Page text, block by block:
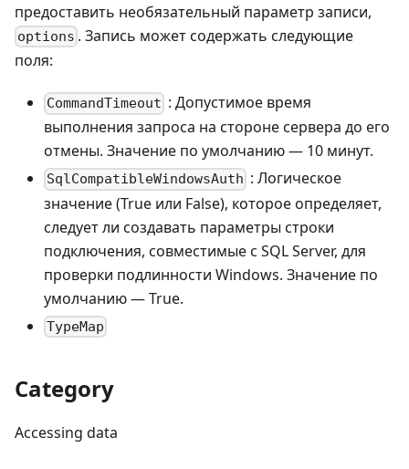
предоставить необязательный параметр записи,
options . Запись может содержать следующие
поля:
CommandTimeout : Допустимое время
выполнения запроса на стороне сервера до его
отмены. Значение по умолчанию — 10 минут.
SqlCompatibleWindowsAuth : Логическое
значение (True или False), которое определяет,
следует ли создавать параметры строки
подключения, совместимые с SQL Server, для
проверки подлинности Windows. Значение по
умолчанию — True.
TypeMap
Category
Accessing data